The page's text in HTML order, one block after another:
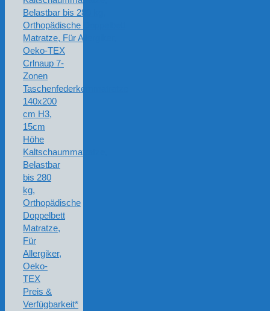
Crlnaup 7-
Zonen
Taschenfederkernmatratze
140x200
cm H3,
15cm
Höhe
Kaltschaummatratze,
Belastbar
bis 280
kg,
Orthopädische
Doppelbett
Matratze,
Für
Allergiker,
Oeko-
TEX
Preis &
Verfügbarkeit*